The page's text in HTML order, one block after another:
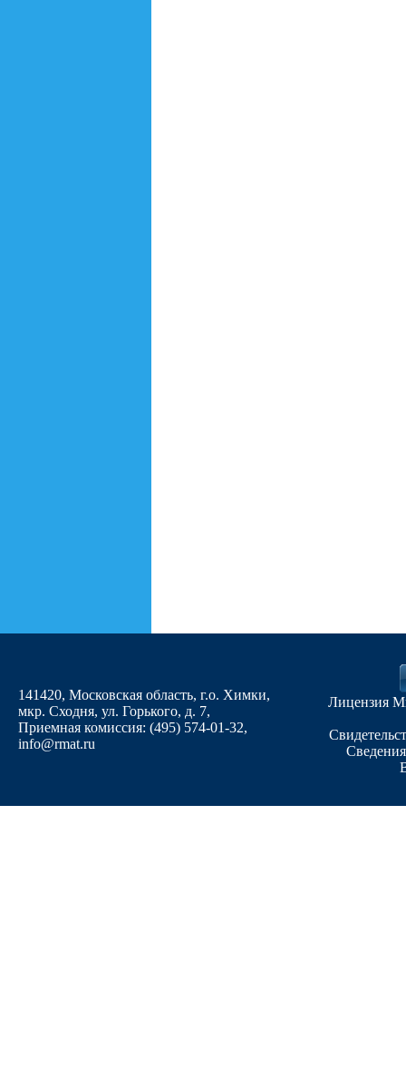
141420, Московская область, г.о. Химки,
мкр. Сходня, ул. Горького, д. 7,
Приемная комиссия: (495) 574-01-32,
info@rmat.ru
Лицензия